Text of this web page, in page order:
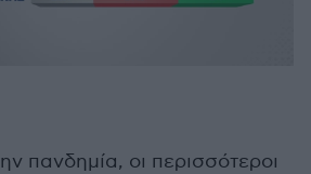
πανδημία, οι περισσότεροι